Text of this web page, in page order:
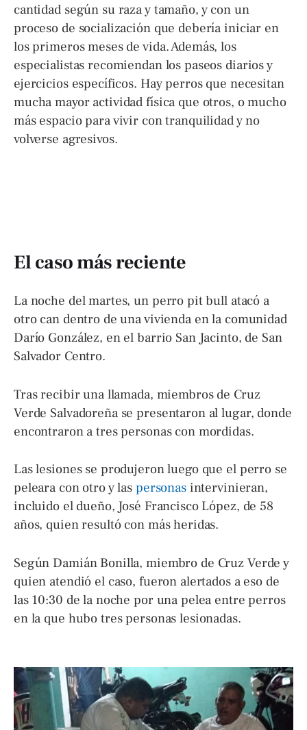
cantidad según su raza y tamaño, y con un
proceso de socialización que debería iniciar en
los primeros meses de vida. Además, los
especialistas recomiendan los paseos diarios y
ejercicios específicos. Hay perros que necesitan
mucha mayor actividad física que otros, o mucho
más espacio para vivir con tranquilidad y no
volverse agresivos.
El caso más reciente
La noche del martes, un perro pit bull atacó a
otro can dentro de una vivienda en la comunidad
Darío González, en el barrio San Jacinto, de San
Salvador Centro.
Tras recibir una llamada, miembros de Cruz
Verde Salvadoreña se presentaron al lugar, donde
encontraron a tres personas con mordidas.
Las lesiones se produjeron luego que el perro se
peleara con otro y las personas intervinieran,
incluido el dueño, José Francisco López, de 58
años, quien resultó con más heridas.
Según Damián Bonilla, miembro de Cruz Verde y
quien atendió el caso, fueron alertados a eso de
las 10:30 de la noche por una pelea entre perros
en la que hubo tres personas lesionadas.